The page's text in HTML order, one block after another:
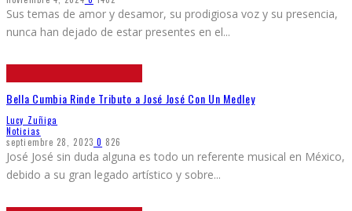
Sus temas de amor y desamor, su prodigiosa voz y su presencia,
nunca han dejado de estar presentes en el...
Bella Cumbia Rinde Tributo a José José Con Un Medley
Lucy Zuñiga
Noticias
septiembre 28, 2023 0 826
José José sin duda alguna es todo un referente musical en México,
debido a su gran legado artístico y sobre...